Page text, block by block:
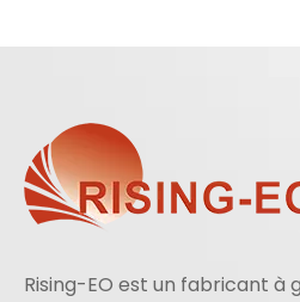
Rising-EO est un fabricant à